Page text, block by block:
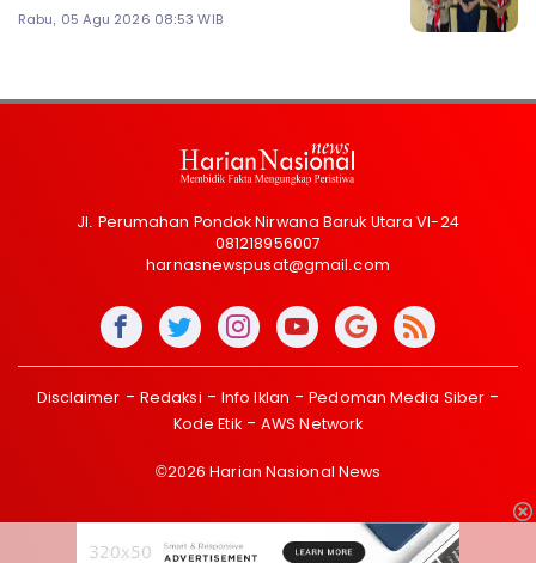
Rabu, 05 Agu 2026 08:53 WIB
Jl. Perumahan Pondok Nirwana Baruk Utara VI-24
081218956007
harnasnewspusat@gmail.com
Disclaimer Redaksi Info Iklan
Pedoman Media Siber
Kode Etik
AWS Network
©2026 Harian Nasional News